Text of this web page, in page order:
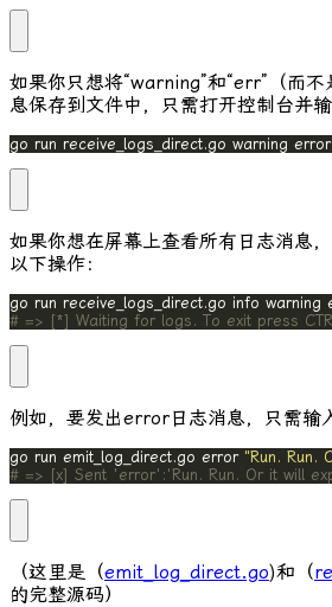
如果你只想将“warning”和“err”（而
息保存到文件中，只需打开控制台并输
go run receive_logs_direct.go warning
如果你想在屏幕上查看所有日志消息
以下操作：
# => [*] Waiting for logs. To exit press
例如，要发出error日志消息，只需输
go run emit_log_direct.go error "Run. Run.
# => [x] Sent 'error':'Run. Run. Or it will
（这里是（emit_log_direct.go)和（
的完整源码）